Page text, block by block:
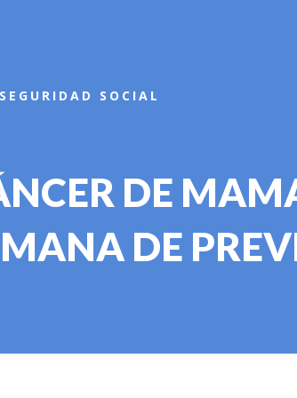
SEGURIDAD SOCIAL
DE
DE